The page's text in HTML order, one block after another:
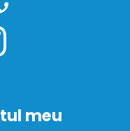
meu